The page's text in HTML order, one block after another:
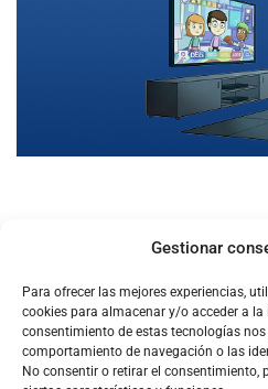
Gestionar
Para ofrecer las mejores experiencias,
cookies para almacenar y/o acceder a
consentimiento de estas tecnologías
comportamiento de navegación o las
No consentir o retirar el consentimiento,